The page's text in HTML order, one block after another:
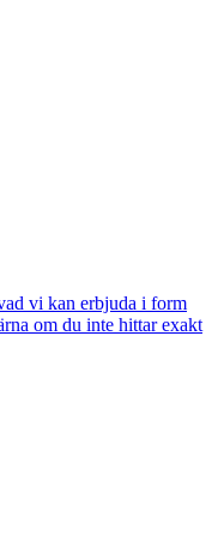
vi kan erbjuda i form
om du inte hittar exakt